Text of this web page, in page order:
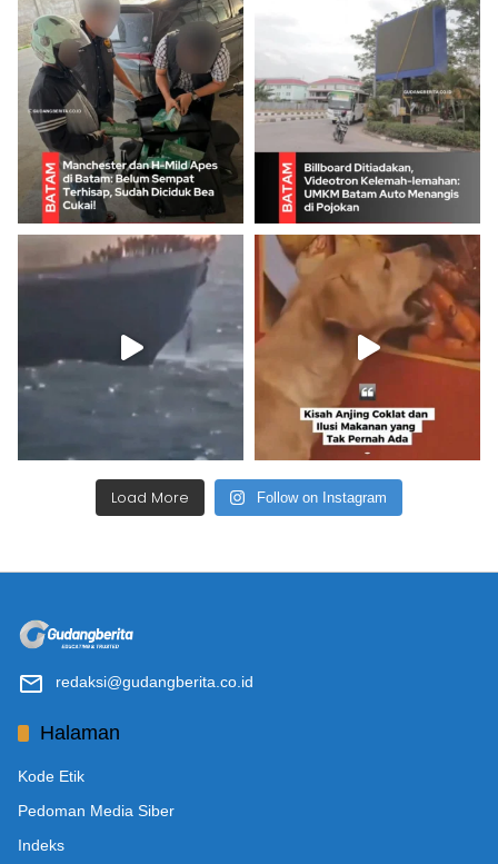
Load More Follow on Instagram
redaksi@gudangberita.co.id
Halaman
Kode Etik
Pedoman Media Siber
Indeks